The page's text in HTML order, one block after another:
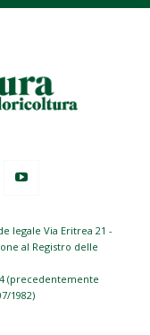
legale Via Eritrea 21 -
al Registro delle
(precedentemente
1982)